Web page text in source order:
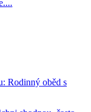
Rodinný oběd s